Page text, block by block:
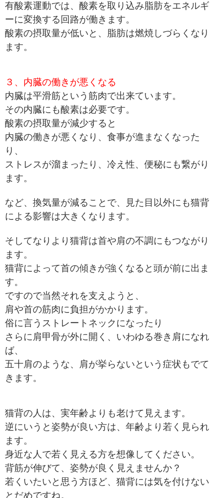
有酸素運動では、酸素を取り込み脂肪をエネルギ
ーに変換する回路が働きます。
酸素の摂取量が低いと、脂肪は燃焼しづらくなり
ます。
３、内臓の働きが悪くなる
内臓は平滑筋という筋肉で出来ています。
その内臓にも酸素は必要です。
酸素の摂取量が減少すると
内臓の働きが悪くなり、食事が進まなくなった
り、
ストレスが溜まったり、冷え性、便秘にも繋がり
ます。
など、換気量が減ることで、見た目以外にも猫背
による影響は大きくなります。
そしてなりより猫背は首や肩の不調にもつながり
ます。
猫背によって首の傾きが強くなると頭が前に出ま
す。
ですので当然それを支えようと、
肩や首の筋肉に負担がかかります。
俗に言うストレートネックになったり
さらに肩甲骨が外に開く、いわゆる巻き肩になれ
ば、
五十肩のような、肩が挙らないという症状もでて
きます。
猫背の人は、実年齢よりも老けて見えます。
逆にいうと姿勢が良い方は、年齢より若く見られ
ます。
身近な人で若く見える方を想像してください。
背筋が伸びて、姿勢が良く見えませんか？
若くいたいと思う方ほど、猫背には気を付けない
とだめですね。